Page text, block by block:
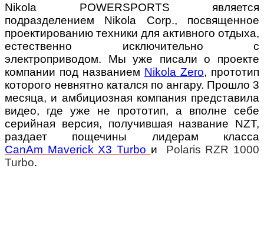
Nikola POWERSPORTS является
подразделением Nikola Corp., посвященное
проектированию техники для активного отдыха,
естественно исключительно с
электроприводом. Мы уже писали о проекте
компании под названием Nikola Zero, прототип
которого невнятно катался по ангару. Прошло 3
месяца, и амбициозная компания представила
видео, где уже не прототип, а вполне себе
серийная версия, получившая название NZT,
раздает пощечины лидерам класса
CanAm Maverick Х3 Turbo и Polaris RZR 1000
Turbo.